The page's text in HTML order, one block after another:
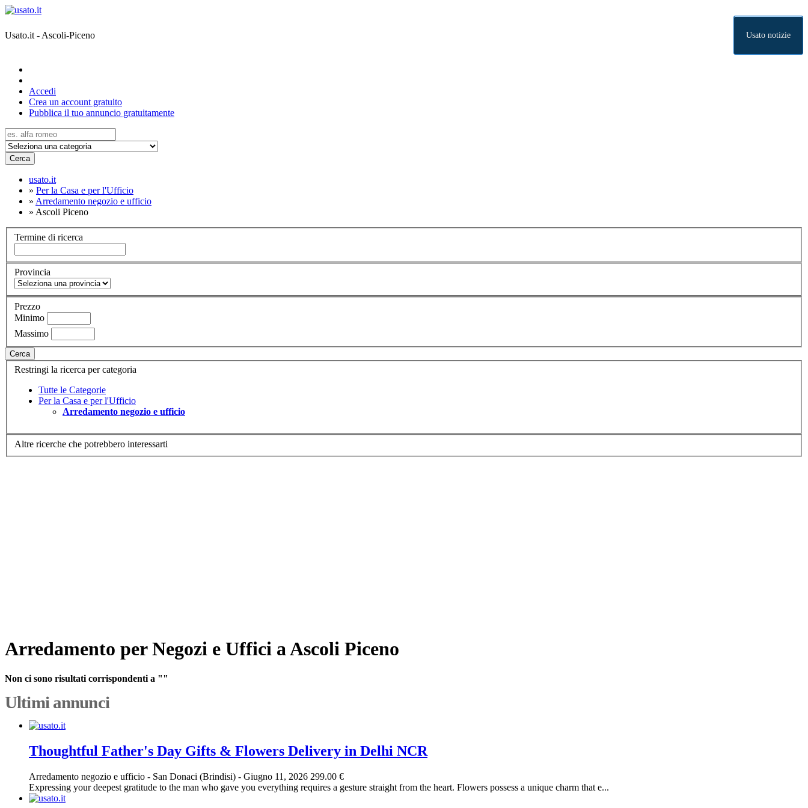
Usato.it - Ascoli-Piceno Usato notizie
Accedi
Crea un account gratuito
Pubblica il tuo annuncio gratuitamente
Cerca
usato.it
» Per la Casa e per l'Ufficio
» Arredamento negozio e ufficio
» Ascoli Piceno
Termine di ricerca
Provincia
Prezzo
Minimo
Massimo
Cerca
Restringi la ricerca per categoria
Tutte le Categorie
Per la Casa e per l'Ufficio
Arredamento negozio e ufficio
Altre ricerche che potrebbero interessarti
Arredamento per Negozi e Uffici a Ascoli Piceno
Non ci sono risultati corrispondenti a ""
Ultimi annunci
Thoughtful Father's Day Gifts & Flowers Delivery in Delhi NCR
Arredamento negozio e ufficio - San Donaci (Brindisi) - Giugno 11, 2026 299.00 €
Expressing your deepest gratitude to the man who gave you everything requires a gesture straight from the heart. Flowers possess a unique charm that e...